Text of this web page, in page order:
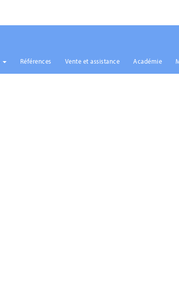
Références Vente et assistance Académie